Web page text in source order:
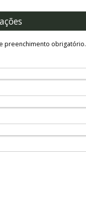
preenchimento obrigatório.